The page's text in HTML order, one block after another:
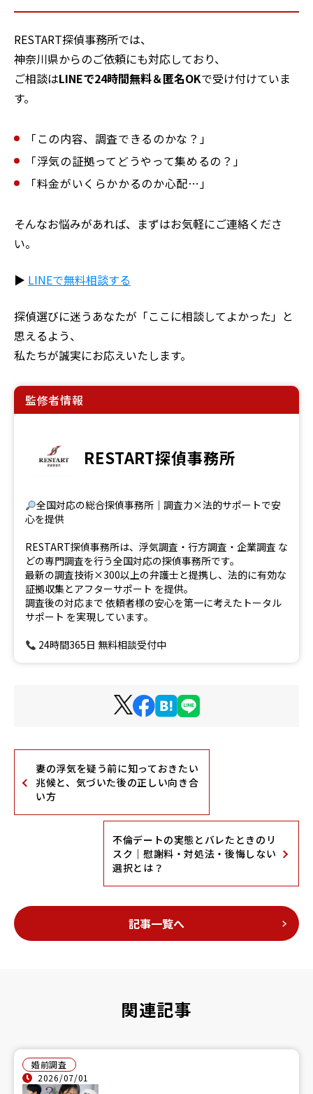
RESTART探偵事務所では、
神奈川県からのご依頼にも対応しており、
ご相談はLINEで24時間無料＆匿名OKで受け付けていま
す。
「この内容、調査できるのかな？」
「浮気の証拠ってどうやって集めるの？」
「料金がいくらかかるのか心配…」
そんなお悩みがあれば、まずはお気軽にご連絡くださ
い。
▶ LINEで無料相談する
探偵選びに迷うあなたが「ここに相談してよかった」と
思えるよう、
私たちが誠実にお応えいたします。
監修者情報
RESTART探偵事務所
全国対応の総合探偵事務所｜調査力×法的サポートで安
心を提供
RESTART探偵事務所は、浮気調査・行方調査・企業調査 な
どの専門調査を行う全国対応の探偵事務所です。
最新の調査技術×300以上の弁護士と提携し、法的に有効な
証拠収集とアフターサポート を提供。
調査後の対応まで 依頼者様の安心を第一に考えたトータル
サポート を実現しています。
24時間365日 無料相談受付中
妻の浮気を疑う前に知っておきたい
兆候と、気づいた後の正しい向き合
い方
不倫デートの実態とバレたときのリ
スク｜慰謝料・対処法・後悔しない
選択とは？
記事一覧へ
関連記事
婚前調査
2026/07/01